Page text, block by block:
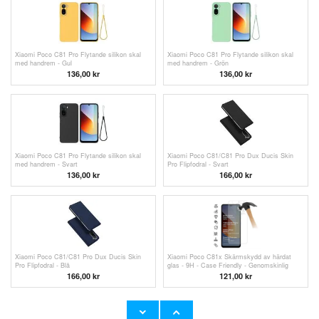
Xiaomi Poco C81 Pro Flytande silikon skal
med handrem - Gul
136,00 kr
Xiaomi Poco C81 Pro Flytande silikon skal
med handrem - Grön
136,00 kr
Xiaomi Poco C81 Pro Flytande silikon skal
med handrem - Svart
136,00 kr
Xiaomi Poco C81/C81 Pro Dux Ducis Skin
Pro Flipfodral - Svart
166,00 kr
Xiaomi Poco C81/C81 Pro Dux Ducis Skin
Pro Flipfodral - Blå
166,00 kr
Xiaomi Poco C81x Skärmskydd av härdat
glas - 9H - Case Friendly - Genomskinlig
121,00 kr